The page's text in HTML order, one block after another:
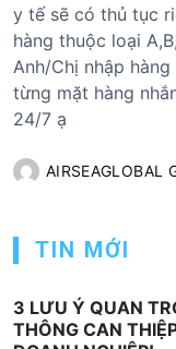
y tế sẽ có thủ tục
hàng thuộc loại
Anh/Chị nhập
từng mặt hàng
24/7 ạ
AIRSEAGLOBAL
TIN MỚI
3 LƯU Ý QUAN
THÔNG CAN